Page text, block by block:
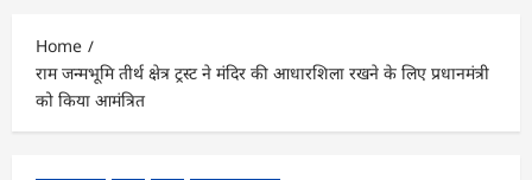
Home
राम जन्मभूमि तीर्थ क्षेत्र ट्रस्ट ने मंदिर की आधारशिला रखने के लिए प्रधानमंत्री
को किया आमंत्रित